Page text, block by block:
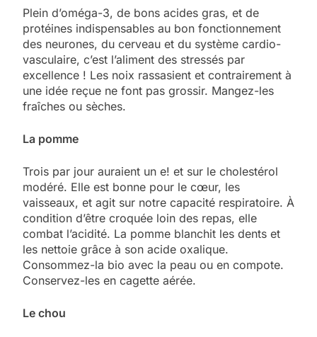
Plein d’oméga-3, de bons acides gras, et de
protéines indispensables au bon fonctionnement
des neurones, du cerveau et du système cardio-
vasculaire, c’est l’aliment des stressés par
excellence ! Les noix rassasient et contrairement à
une idée reçue ne font pas grossir. Mangez-les
fraîches ou sèches.
La pomme
Trois par jour auraient un e! et sur le cholestérol
modéré. Elle est bonne pour le cœur, les
vaisseaux, et agit sur notre capacité respiratoire. À
condition d’être croquée loin des repas, elle
combat l’acidité. La pomme blanchit les dents et
les nettoie grâce à son acide oxalique.
Consommez-la bio avec la peau ou en compote.
Conservez-les en cagette aérée.
Le chou